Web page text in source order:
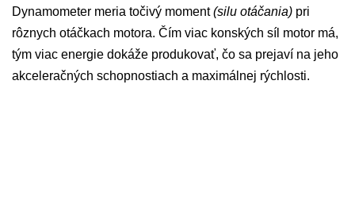
Dynamometer meria točivý moment(silu otáčania) pri
rôznych otáčkach motora. Čím viac konských síl motor má,
tým viac energie dokáže produkovať, čo sa prejaví na jeho
akceleračných schopnostiach a maximálnej rýchlosti.